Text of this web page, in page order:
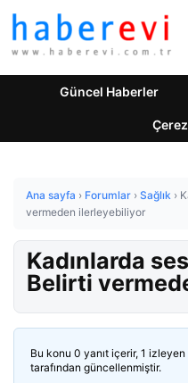
Güncel Haberler
Ana sayfa › Forumlar › Sağlık ›
vermeden ilerleyebiliyor
Kadınlarda
Belirti
Bu konu 0 yanıt içerir, 1 izleyen
tarafından güncellenmiştir.